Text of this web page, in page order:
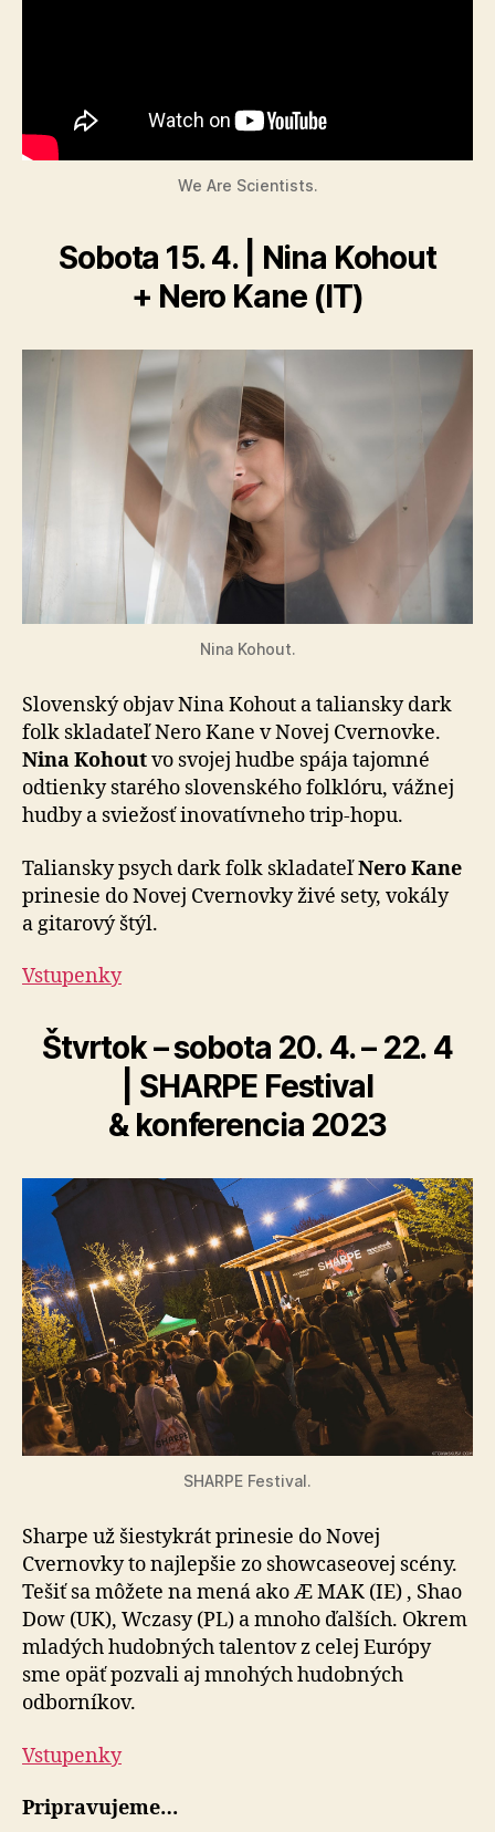
We Are Scientists.
Sobota 15. 4. | Nina Kohout
+ Nero Kane (IT)
Nina Kohout.
Slovenský objav Nina Kohout a taliansky dark
folk skladateľ Nero Kane v Novej Cvernovke.
Nina Kohoutvo svojej hudbe spája tajomné
odtienky starého slovenského folklóru, vážnej
hudby a sviežosť inovatívneho trip-hopu.
Taliansky psych dark folk skladateľNero Kane
prinesie do Novej Cvernovky živé sety, vokály
a gitarový štýl.
Vstupenky
Štvrtok – sobota 20. 4. – 22. 4
| SHARPE Festival
& konferencia 2023
SHARPE Festival.
Sharpe už šiestykrát prinesie do Novej
Cvernovky to najlepšie zo showcaseovej scény.
Tešiť sa môžete na mená ako Æ MAK (IE) , Shao
Dow (UK), Wczasy (PL) a mnoho ďalších. Okrem
mladých hudobných talentov z celej Európy
sme opäť pozvali aj mnohých hudobných
odborníkov.
Vstupenky
Pripravujeme…